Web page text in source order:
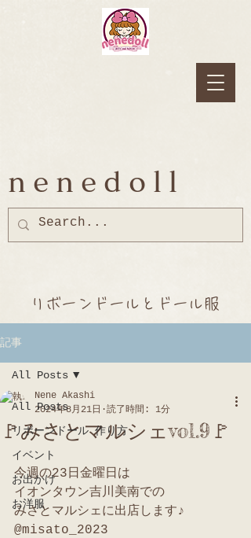
nenedoll
リボーンドールとドール服
記事
All Posts
リボーンドール 作り方
イベント
お出かけ
お洋服
All Posts
🚩みさとマルシェvol.9🚩
Nene Akashi
2024年8月21日
読了時間: 1分
今週の23日金曜日は
イオンタウン吉川美南での
みさとマルシェに出店します♪
@misato_2023